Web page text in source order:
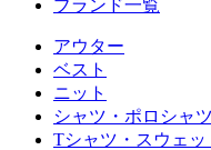
ブランド一覧
アウター
ベスト
ニット
シャツ・ポロシャツ
Tシャツ・スウェ